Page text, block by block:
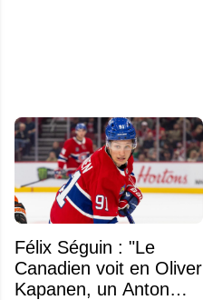
Félix Séguin : "Le
Canadien voit en Oliver
Kapanen, un Anton